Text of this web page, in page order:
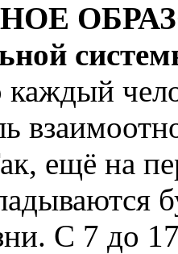
ещё на
С 7 до